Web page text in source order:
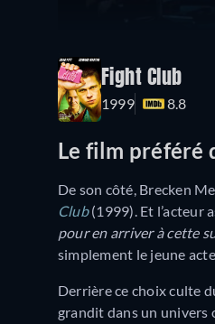
Fight Club
1999 8.8
Le film préféré
De son côté, Brecken
Club(1999). Et l’acteur
pour en arriver à cette
simplement le jeune
Derrière ce choix culte
grandit dans un univers